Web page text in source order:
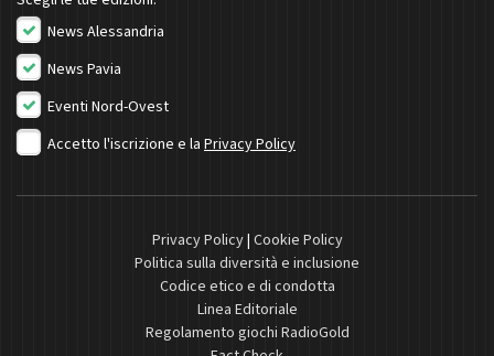
News Alessandria
News Pavia
Eventi Nord-Ovest
Accetto l'iscrizione e la Privacy Policy
Privacy Policy| Cookie Policy
Politica sulla diversità e inclusione
Codice etico e di condotta
Linea Editoriale
Regolamento giochi RadioGold